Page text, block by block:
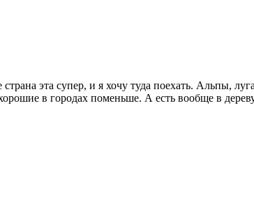
эта супер, и я хочу туда поехать. Альпы,
в городах поменьше. А есть вообще в